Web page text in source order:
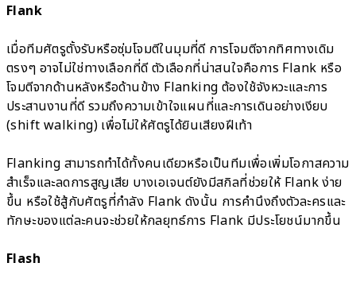
Flank
เมื่อทีมศัตรูตั้งรับหรือซุ่มโจมตีในมุมที่ดี การโจมตีจากทิศทางเดิม
ตรงๆ อาจไม่ใช่ทางเลือกที่ดี ตัวเลือกที่น่าสนใจคือการ Flank หรือ
โจมตีจากด้านหลังหรือด้านข้าง Flanking ต้องใช้จังหวะและการ
ประสานงานที่ดี รวมถึงความเข้าใจแผนที่และการเดินอย่างเงียบ
(shift walking) เพื่อไม่ให้ศัตรูได้ยินเสียงฝีเท้า
Flanking สามารถทำได้ทั้งคนเดียวหรือเป็นทีมเพื่อเพิ่มโอกาสความ
สำเร็จและลดการสูญเสีย บางเอเจนต์ยังมีสกิลที่ช่วยให้ Flank ง่าย
ขึ้น หรือใช้สู้กับศัตรูที่กำลัง Flank ดังนั้น การคำนึงถึงตัวละครและ
ทักษะของแต่ละคนจะช่วยให้กลยุทธ์การ Flank มีประโยชน์มากขึ้น
Flash